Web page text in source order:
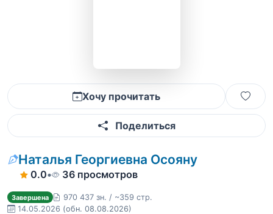
Хочу прочитать
Поделиться
Наталья Георгиевна Осояну
0.0• 36 просмотров
Завершена
970 437 зн. / ~359 стр.
14.05.2026 (обн. 08.08.2026)